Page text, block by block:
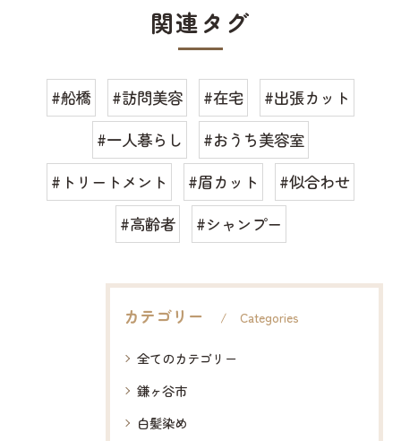
関連タグ
#船橋 #訪問美容 #在宅
#出張カット
#一人暮らし
#おうち美容室
#トリートメント
#眉カット
#似合わせ
#高齢者
#シャンプー
カテゴリー Categories
全てのカテゴリー
鎌ヶ谷市
白髪染め